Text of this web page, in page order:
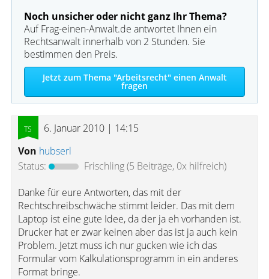
Noch unsicher oder nicht ganz Ihr Thema?
Auf Frag-einen-Anwalt.de antwortet Ihnen ein
Rechtsanwalt innerhalb von 2 Stunden. Sie
bestimmen den Preis.
Jetzt zum Thema "Arbeitsrecht" einen Anwalt
fragen
6. Januar 2010 | 14:15
Von hubserl
Status:
Frischling(5 Beiträge, 0x hilfreich)
Danke für eure Antworten, das mit der
Rechtschreibschwäche stimmt leider. Das mit dem
Laptop ist eine gute Idee, da der ja eh vorhanden ist.
Drucker hat er zwar keinen aber das ist ja auch kein
Problem. Jetzt muss ich nur gucken wie ich das
Formular vom Kalkulationsprogramm in ein anderes
Format bringe.